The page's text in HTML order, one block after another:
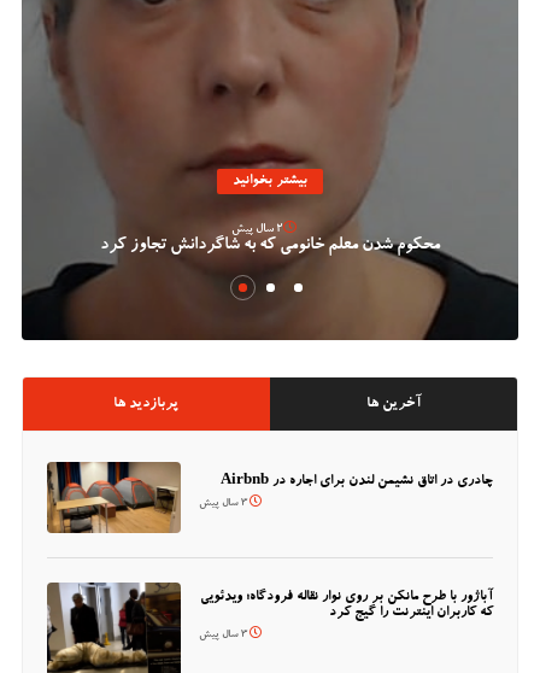
بیشتر بخوانید
محکوم شدن معلم خانومی که به شاگردانش تجاوز کرد
2 سال پیش
پربازدید ها آخرین ها
چادری در اتاق نشیمن لندن برای اجاره در Airbnb
3 سال پیش
آباژور با طرح مانکن بر روی نوار نقاله فرودگاه؛ ویدئویی
که کاربران اینترنت را گیج کرد
3 سال پیش